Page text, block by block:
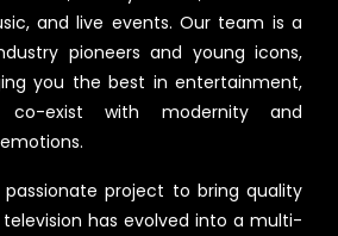
and live events. Our team is a
pioneers and young icons,
you the best in entertainment,
co-exist with modernity and
project to bring quality
has evolved into a multi-